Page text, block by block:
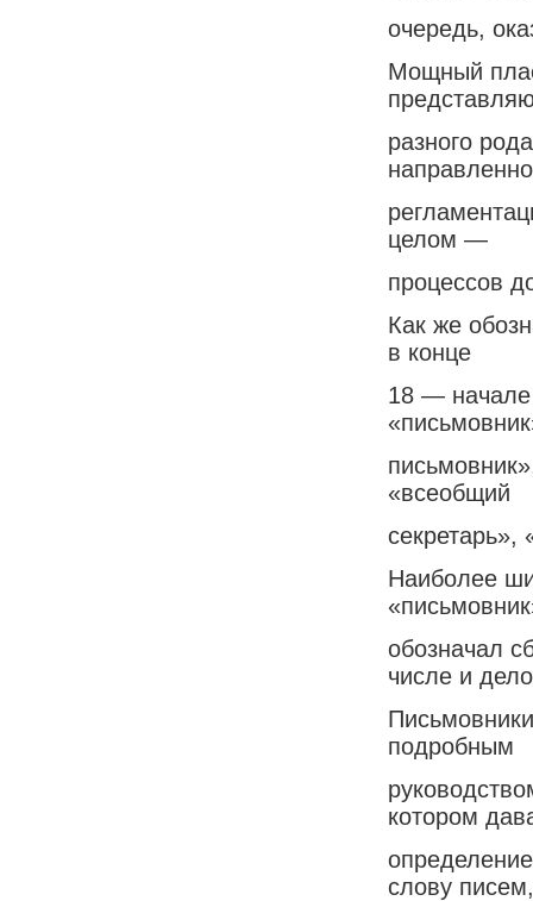
очередь,
Мощный
разного
целом —
процессов
Как же
в конце
18 — начале
«всеобщий
секретарь»,
Наиболее
обозначал
числе и
подробным
котором
слову